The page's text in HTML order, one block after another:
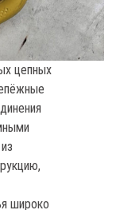
цепных
широко